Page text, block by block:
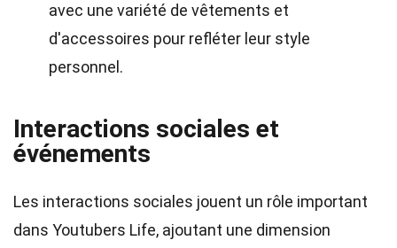
avec une variété de vêtements et
d'accessoires pour refléter leur style
personnel.
Interactions sociales et
événements
Les interactions sociales jouent un rôle important
dans Youtubers Life, ajoutant une dimension